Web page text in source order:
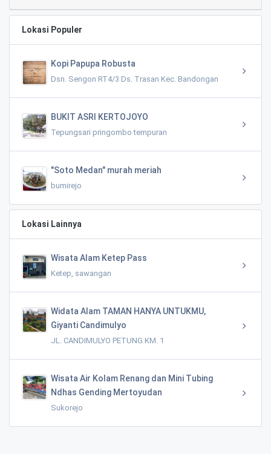
Lokasi Populer
Kopi Papupa Robusta
Dsn. Sengon RT4/3 Ds. Trasan Kec. Bandongan
BUKIT ASRI KERTOJOYO
Tepungsari pringombo tempuran
"Soto Medan" murah meriah
bumirejo
Lokasi Lainnya
Wisata Alam Ketep Pass
Ketep, sawangan
Widata Alam TAMAN HANYA UNTUKMU,
Giyanti Candimulyo
JL. CANDIMULYO PETUNG KM. 1
Wisata Air Kolam Renang dan Mini Tubing
Ndhas Gending Mertoyudan
Sukorejo